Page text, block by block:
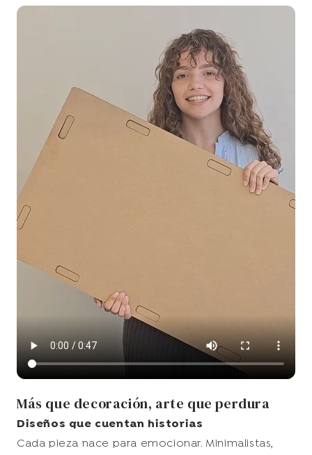
Más que decoración, arte que perdura
Diseños que cuentan historias
Cada pieza nace para emocionar. Minimalistas,